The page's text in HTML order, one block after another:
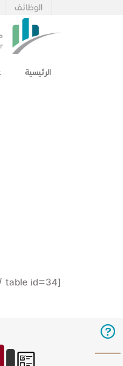
الوظائف
الرئيسية
[table id=34 /]